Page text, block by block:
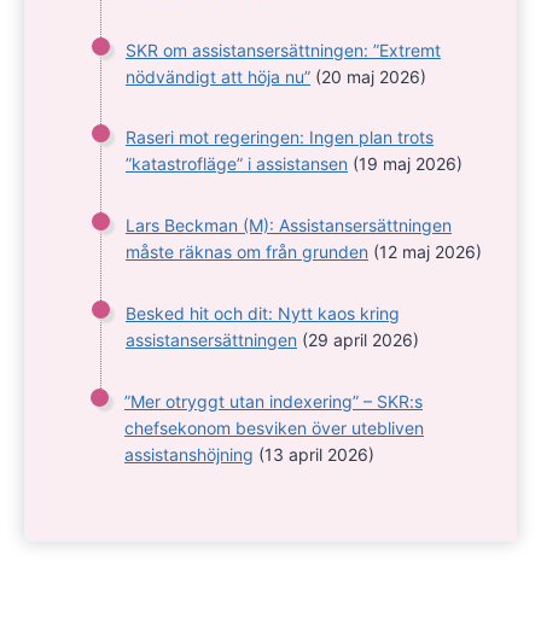
SKR om assistansersättningen: ”Extremt
nödvändigt att höja nu” (20 maj 2026)
Raseri mot regeringen: Ingen plan trots
”katastrofläge” i assistansen (19 maj 2026)
Lars Beckman (M): Assistansersättningen
måste räknas om från grunden (12 maj 2026)
Besked hit och dit: Nytt kaos kring
assistansersättningen (29 april 2026)
”Mer otryggt utan indexering” – SKR:s
chefsekonom besviken över utebliven
assistanshöjning (13 april 2026)